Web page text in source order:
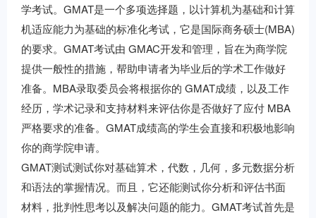
学考试。GMAT是一个多项选择题，以计算机为基础和计算
机适应能力为基础的标准化考试，它是国际商务硕士(MBA)
的要求。GMAT考试由 GMAC开发和管理，旨在为商学院
提供一般性的措施，帮助申请者为毕业后的学术工作做好
准备。MBA录取委员会将根据你的 GMAT成绩，以及工作
经历，学术记录和支持材料来评估你是否做好了应付 MBA
严格要求的准备。GMAT成绩高的学生会直接和积极地影响
你的商学院申请。
GMAT测试测试你对基础算术，代数，几何，多元数据分析
和语法的掌握情况。而且，它还能测试你分析和评估书面
材料，批判性思考以及解决问题的能力。GMAT考试首先是